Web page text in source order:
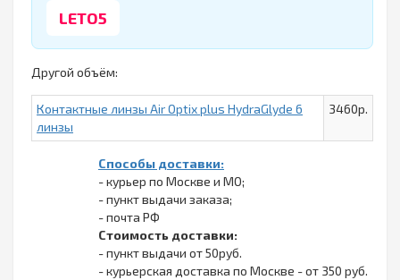
LETO5
Другой объём:
Контактные линзы Air Optix plus HydraGlyde 6
линзы
3460р.
Способы доставки:
- курьер по Москве и МО;
- пункт выдачи заказа;
- почта РФ
Стоимость доставки:
- пункт выдачи от 50руб.
- курьерская доставка по Москве - от 350 руб.